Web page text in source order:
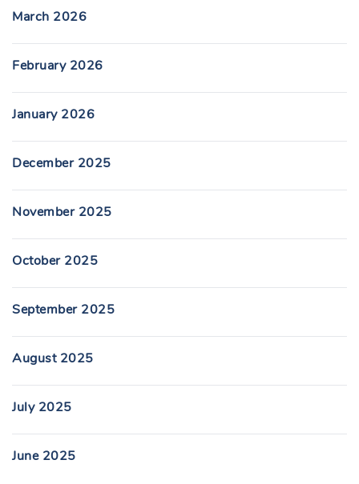
March 2026
February 2026
January 2026
December 2025
November 2025
October 2025
September 2025
August 2025
July 2025
June 2025